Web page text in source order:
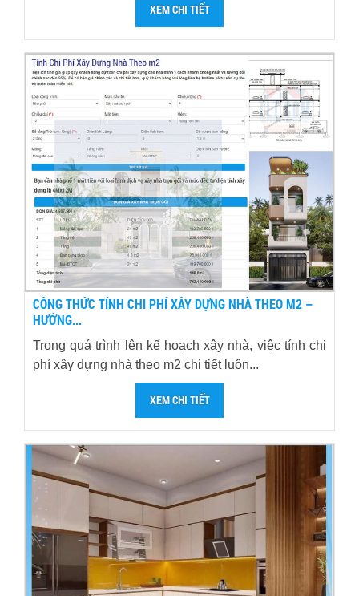
XEM CHI TIẾT
CÔNG THỨC TÍNH CHI PHÍ XÂY DỰNG NHÀ THEO M2 –
HƯỚNG...
Trong quá trình lên kế hoạch xây nhà, việc tính chi
phí xây dựng nhà theo m2 chi tiết luôn...
XEM CHI TIẾT